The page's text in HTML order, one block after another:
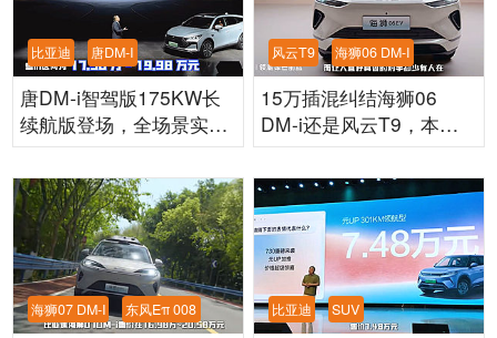
比亚迪 唐DM-I
唐DM-i智驾版175KW长
续航版登场，全场景实力
定义家用SUV新标杆
风云T9 海狮06 DM-I
15万插混纠结海狮06
DM-i还是风云T9，本质
是理想科技与现实实用
海狮07 DM-I 东风Eπ 008 比亚迪 SUV